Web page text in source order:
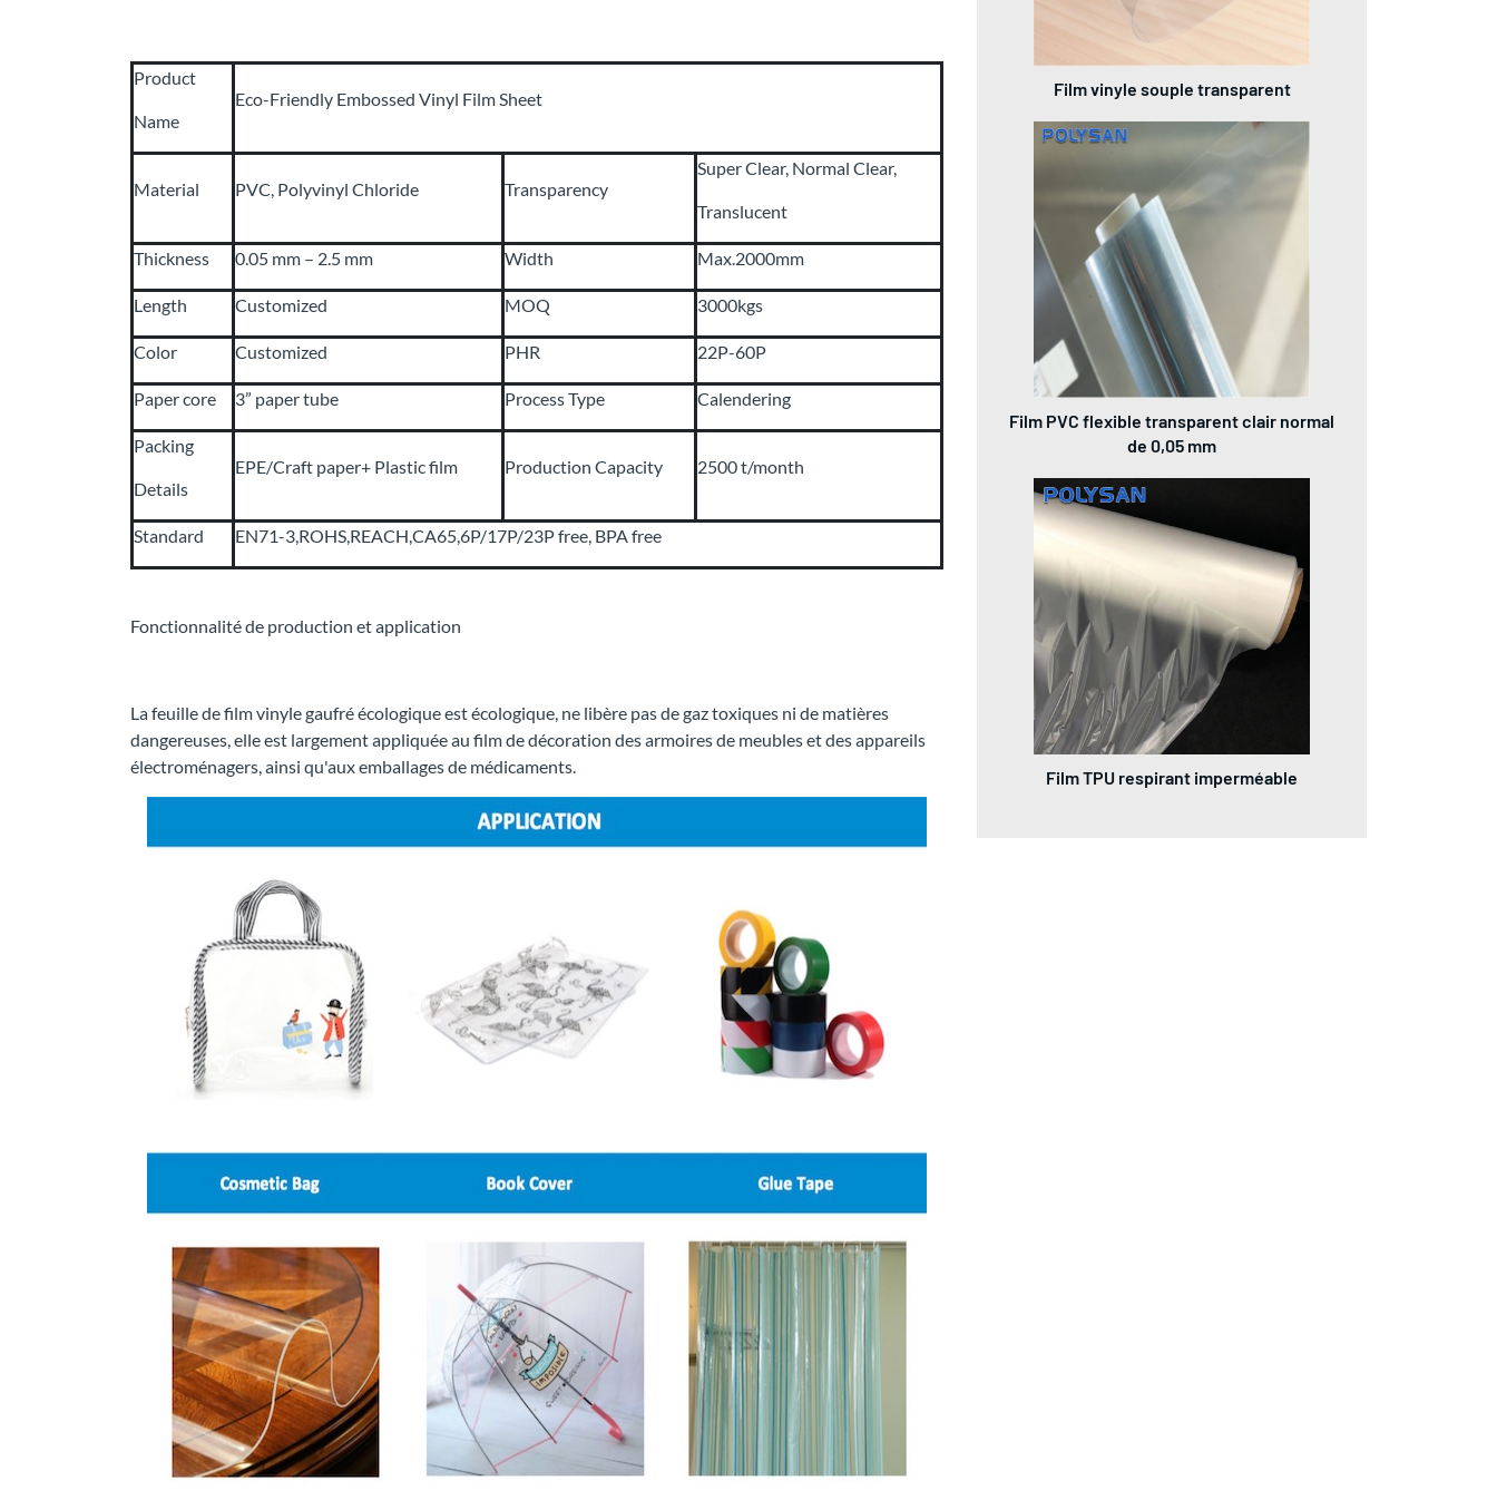
Product
Name
Eco-Friendly Embossed Vinyl Film Sheet
Material PVC, Polyvinyl Chloride Transparency
Super Clear, Normal Clear,
Translucent
Thickness 0.05 mm – 2.5 mm Width Max.2000mm
Length Customized MOQ 3000kgs
Color Customized PHR 22P-60P
Paper core 3” paper tube Process Type Calendering
Packing
Details
EPE/Craft paper+ Plastic film Production Capacity 2500 t/month
Standard EN71-3,ROHS,REACH,CA65,6P/17P/23P free, BPA free
Fonctionnalité de production et application
La feuille de film vinyle gaufré écologique est écologique, ne libère pas de gaz toxiques ni de matières
dangereuses, elle est largement appliquée au film de décoration des armoires de meubles et des appareils
électroménagers, ainsi qu'aux emballages de médicaments.
Film vinyle souple transparent
Film PVC flexible transparent clair normal
de 0,05 mm
Film TPU respirant imperméable